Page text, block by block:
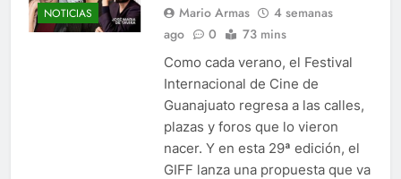
NOTICIAS Mario Armas
4 semanas
ago
0 73 mins
Como cada verano, el Festival
Internacional de Cine de
Guanajuato regresa a las calles,
plazas y foros que lo vieron
nacer. Y en esta 29ª edición, el
GIFF lanza una propuesta que va